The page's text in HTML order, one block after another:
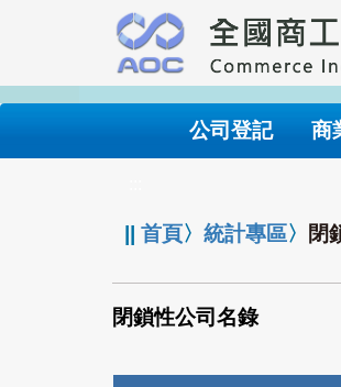
要
內
公司登記 商
||首頁〉統計專區〉 閉
閉鎖性公司名錄